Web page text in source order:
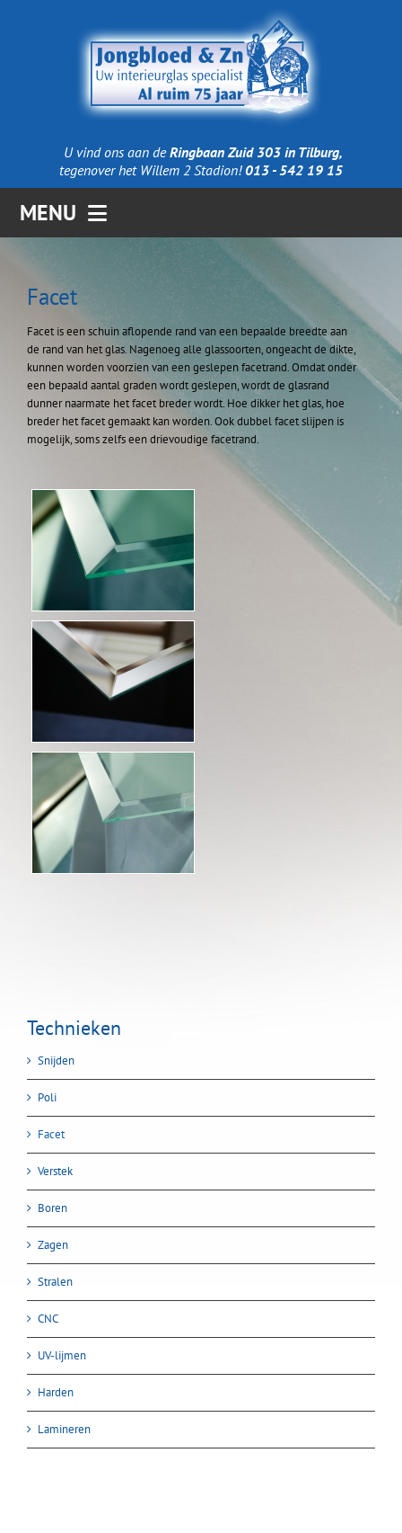
U vind ons aan deRingbaan Zuid 303 in Tilburg,
tegenover het Willem 2 Stadion! 013 - 542 19 15
MENU
Producten
Technieken
Over ons
Links
Nieuws
Contact
Facet
Facet is een schuin aflopende rand van een bepaalde breedte aan
de rand van het glas. Nagenoeg alle glassoorten, ongeacht de dikte,
kunnen worden voorzien van een geslepen facetrand. Omdat onder
een bepaald aantal graden wordt geslepen, wordt de glasrand
dunner naarmate het facet breder wordt. Hoe dikker het glas, hoe
breder het facet gemaakt kan worden. Ook dubbel facet slijpen is
mogelijk, soms zelfs een drievoudige facetrand.
Technieken
Snijden
Poli
Facet
Verstek
Boren
Zagen
Stralen
CNC
UV-lijmen
Harden
Lamineren